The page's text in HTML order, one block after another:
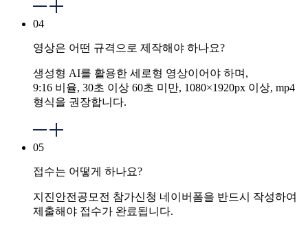
04
영상은 어떤 규격으로 제작해야 하나요?
생성형 AI를 활용한 세로형 영상이어야 하며,
9:16 비율, 30초 이상 60초 미만, 1080×1920px 이상, mp4
형식을 권장합니다.
05
접수는 어떻게 하나요?
지진안전공모전 참가신청 네이버폼을 반드시 작성하여
제출해야 접수가 완료됩니다.